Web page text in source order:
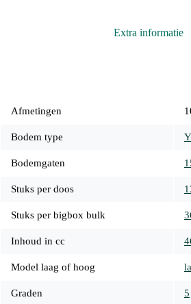
Extra informatie
Afmetingen
Bodem type Y
Bodemgaten
Stuks per doos
Stuks per bigbox bulk
Inhoud in cc
Model laag of hoog
Graden 5